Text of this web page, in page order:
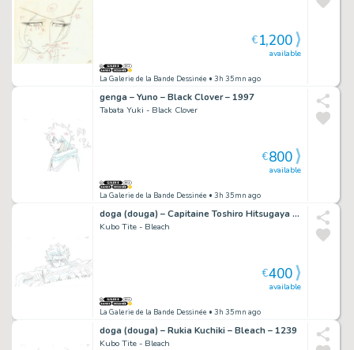
La Galerie de la Bande Dessinée • 3h 35mn ago
available
€1,200
genga – Yuno – Black Clover – 1997
Tabata Yuki - Black Clover
La Galerie de la Bande Dessinée • 3h 35mn ago
available
€800
doga (douga) – Capitaine Toshiro Hitsugaya – Bleach – 617
Kubo Tite - Bleach
La Galerie de la Bande Dessinée • 3h 35mn ago
available
€400
doga (douga) – Rukia Kuchiki – Bleach – 1239
Kubo Tite - Bleach